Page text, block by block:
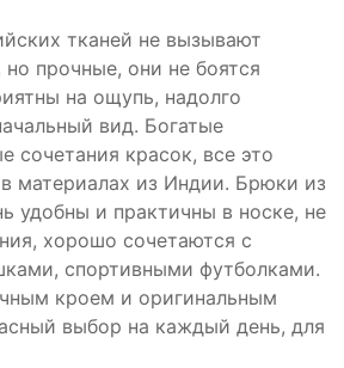
тканей не вызывают
прочные, они не боятся
на ощупь, надолго
вид. Богатые
сочетания красок, все это
материалах из Индии. Брюки из
удобны и практичны в носке, не
хорошо сочетаются с
спортивными футболками.
кроем и оригинальным
выбор на каждый день, для